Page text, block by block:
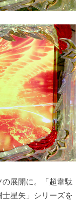
の展開に。「超韋駄
星矢」シリーズを